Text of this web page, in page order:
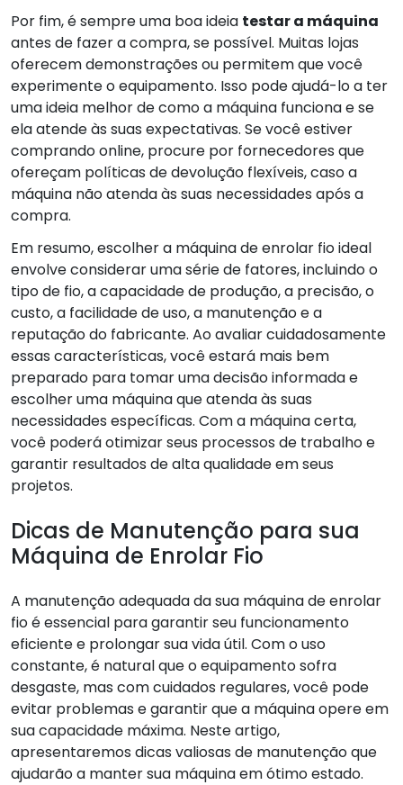
Por fim, é sempre uma boa ideia testar a máquina
antes de fazer a compra, se possível. Muitas lojas
oferecem demonstrações ou permitem que você
experimente o equipamento. Isso pode ajudá-lo a ter
uma ideia melhor de como a máquina funciona e se
ela atende às suas expectativas. Se você estiver
comprando online, procure por fornecedores que
ofereçam políticas de devolução flexíveis, caso a
máquina não atenda às suas necessidades após a
compra.
Em resumo, escolher a máquina de enrolar fio ideal
envolve considerar uma série de fatores, incluindo o
tipo de fio, a capacidade de produção, a precisão, o
custo, a facilidade de uso, a manutenção e a
reputação do fabricante. Ao avaliar cuidadosamente
essas características, você estará mais bem
preparado para tomar uma decisão informada e
escolher uma máquina que atenda às suas
necessidades específicas. Com a máquina certa,
você poderá otimizar seus processos de trabalho e
garantir resultados de alta qualidade em seus
projetos.
Dicas de Manutenção para sua
Máquina de Enrolar Fio
A manutenção adequada da sua máquina de enrolar
fio é essencial para garantir seu funcionamento
eficiente e prolongar sua vida útil. Com o uso
constante, é natural que o equipamento sofra
desgaste, mas com cuidados regulares, você pode
evitar problemas e garantir que a máquina opere em
sua capacidade máxima. Neste artigo,
apresentaremos dicas valiosas de manutenção que
ajudarão a manter sua máquina em ótimo estado.